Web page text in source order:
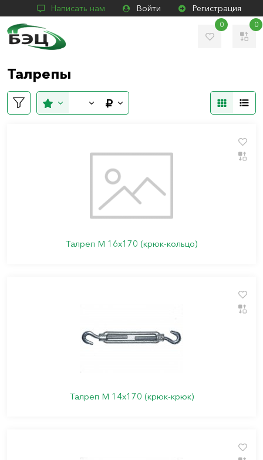
Написать нам Войти Регистрация
0 0
Талрепы
Талреп М 16х170 (крюк-кольцо)
Талреп М 14х170 (крюк-крюк)